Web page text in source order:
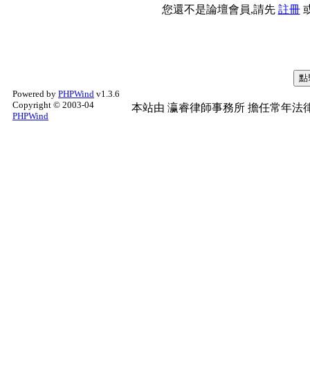
您還不是論壇會員,請先 註冊
Powered by PHPWind v1.3.6
Copyright © 2003-04
PHPWind
本站由 瀛睿律師事務所 擔任常年法